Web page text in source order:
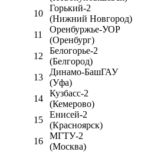
10
Горький-2
(Нижний Новгород)
11
Оренбуржье-УОР
(Оренбург)
12
Белогорье-2
(Белгород)
13
Динамо-БашГАУ
(Уфа)
14
Кузбасс-2
(Кемерово)
15
Енисей-2
(Красноярск)
16
МГТУ-2
(Москва)